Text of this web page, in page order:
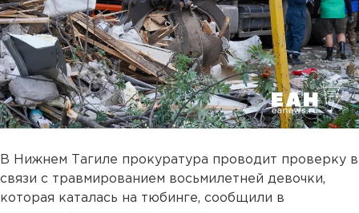
В Нижнем Тагиле прокуратура проводит проверку в
связи с травмированием восьмилетней девочки,
которая каталась на тюбинге, сообщили в